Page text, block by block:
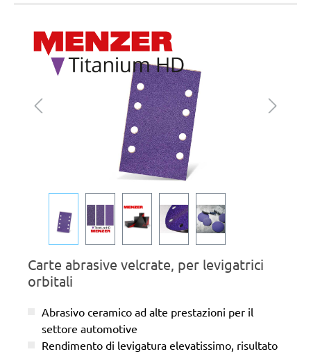
Salta la galleria di immagini
Carte abrasive velcrate, per levigatrici
orbitali
Abrasivo ceramico ad alte prestazioni per il
settore automotive
Rendimento di levigatura elevatissimo, risultato